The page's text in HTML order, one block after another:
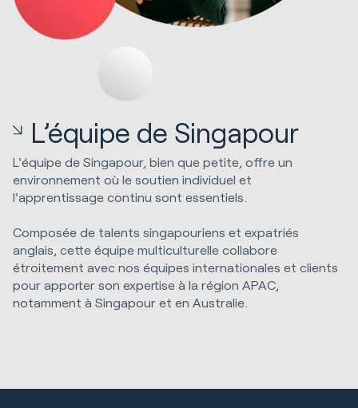
L’équipe de Singapour
L'équipe de Singapour, bien que petite, offre un
environnement où le soutien individuel et
l'apprentissage continu sont essentiels.
Composée de talents singapouriens et expatriés
anglais, cette équipe multiculturelle collabore
étroitement avec nos équipes internationales et clients
pour apporter son expertise à la région APAC,
notamment à Singapour et en Australie.